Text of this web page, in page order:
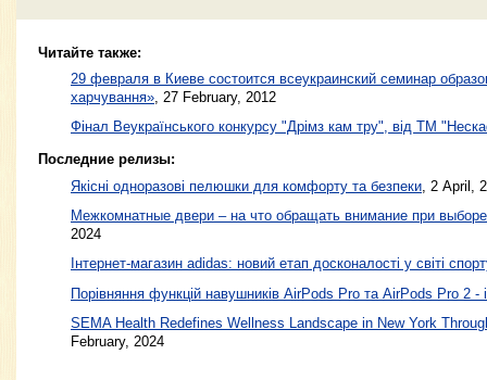
Читайте также:
29 февраля в Киеве состоится всеукраинский семинар
харчування», 27 February, 2012
Фінал Веукраїнського конкурсу "Дрімз кам тру", від ТМ
Последние релизы:
Якісні одноразові пелюшки для комфорту та безпеки , 2 April,
Межкомнатные двери – на что обращать внимание при
2024
Інтернет-магазин adidas: новий етап досконалості у світі
Порівняння функцій навушників AirPods Pro та AirPods Pro 2 -
SEMA Health Redefines Wellness Landscape in New York
February, 2024